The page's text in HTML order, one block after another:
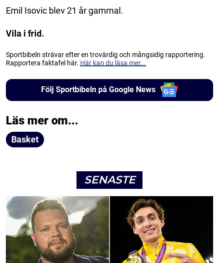
Emil Isovic blev 21 år gammal.
Vila i frid.
Sportbibeln strävar efter en trovärdig och mångsidig rapportering.
Rapportera faktafel här. Här kan du läsa mer...
Följ Sportbibeln på Google News
Läs mer om...
Basket
SENASTE